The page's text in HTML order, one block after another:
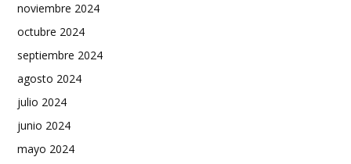
noviembre 2024
octubre 2024
septiembre 2024
agosto 2024
julio 2024
junio 2024
mayo 2024